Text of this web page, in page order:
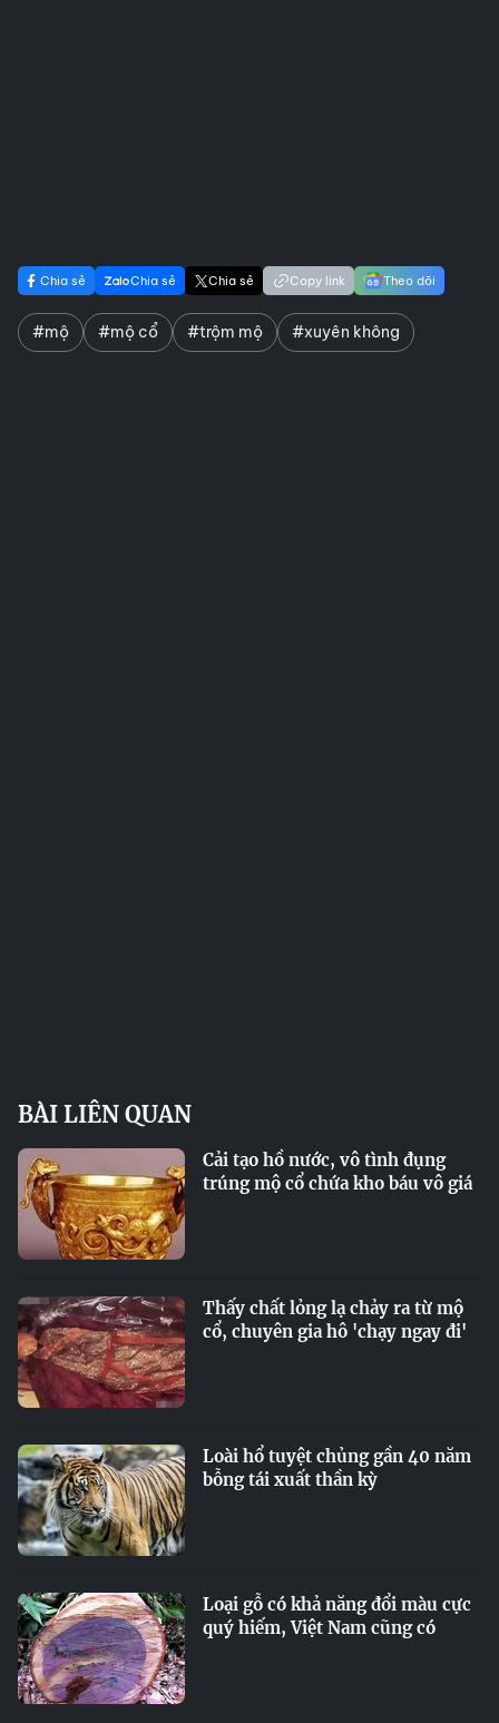
Chia sẻ Chia sẻ Chia sẻ Copy link Theo dõi
#mộ #mộ cổ #trộm mộ #xuyên không
BÀI LIÊN QUAN
Cải tạo hồ nước, vô tình đụng
trúng mộ cổ chứa kho báu vô giá
Thấy chất lỏng lạ chảy ra từ mộ
cổ, chuyên gia hô 'chạy ngay đi'
Loài hổ tuyệt chủng gần 40 năm
bỗng tái xuất thần kỳ
Loại gỗ có khả năng đổi màu cực
quý hiếm, Việt Nam cũng có